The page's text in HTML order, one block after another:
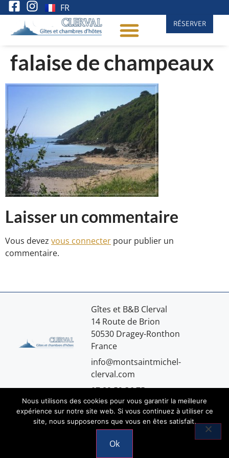
FR
RÉSERVER
falaise de champeaux
Laisser un commentaire
Vous devez vous connecter pour publier un
commentaire.
Gîtes et B&B Clerval
14 Route de Brion
50530 Dragey-Ronthon
France
info@montsaintmichel-
clerval.com
07.89.59.36.75
Nous utilisons des cookies pour vous garantir la meilleure
expérience sur notre site web. Si vous continuez à utiliser ce
site, nous supposerons que vous en êtes satisfait.
Ok